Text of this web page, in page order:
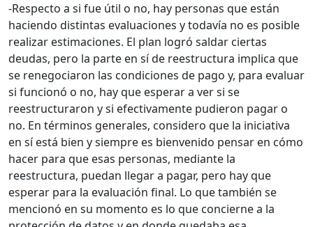
-Respecto a si fue útil o no, hay personas que están
haciendo distintas evaluaciones y todavía no es posible
realizar estimaciones. El plan logró saldar ciertas
deudas, pero la parte en sí de reestructura implica que
se renegociaron las condiciones de pago y, para evaluar
si funcionó o no, hay que esperar a ver si se
reestructuraron y si efectivamente pudieron pagar o
no. En términos generales, considero que la iniciativa
en sí está bien y siempre es bienvenido pensar en cómo
hacer para que esas personas, mediante la
reestructura, puedan llegar a pagar, pero hay que
esperar para la evaluación final. Lo que también se
mencionó en su momento es lo que concierne a la